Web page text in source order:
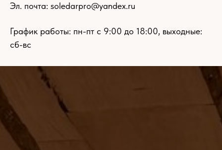
Эл. почта: soledarpro@yandex.ru
График работы: пн-пт с 9:00 до 18:00, выходные:
сб-вс